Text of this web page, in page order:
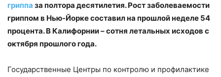
гриппа за полтора десятилетия. Рост заболеваемости
гриппом в Нью-Йорке составил на прошлой неделе 54
процента. В Калифорнии – сотня летальных исходов с
октября прошлого года.
Государственные Центры по контролю и профилактике